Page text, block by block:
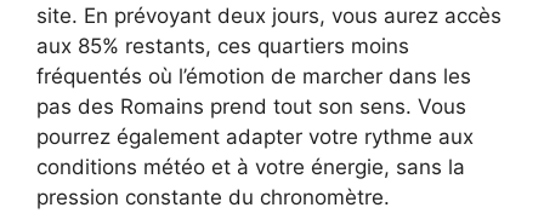
site. En prévoyant deux jours, vous aurez accès
aux 85% restants, ces quartiers moins
fréquentés où l’émotion de marcher dans les
pas des Romains prend tout son sens. Vous
pourrez également adapter votre rythme aux
conditions météo et à votre énergie, sans la
pression constante du chronomètre.